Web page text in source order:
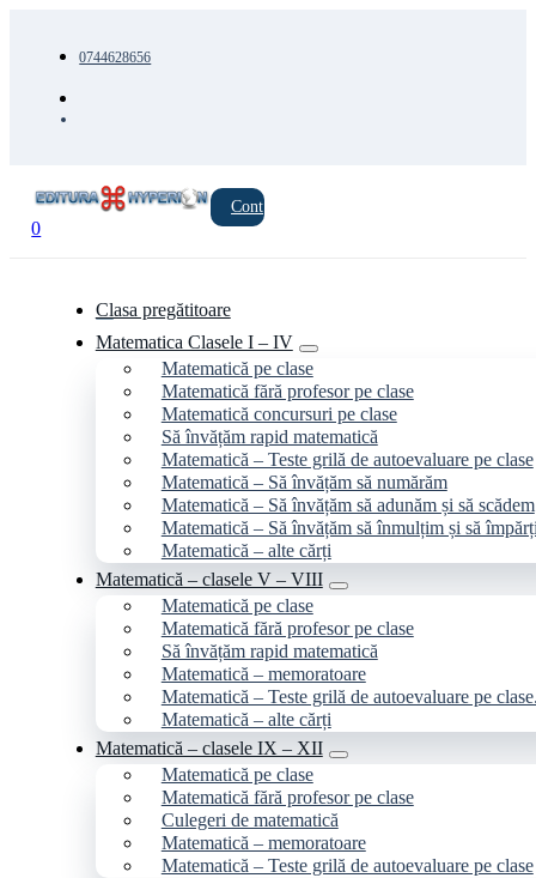
0744628656
Cont
0
Clasa pregătitoare
Matematica Clasele I – IV
Matematică pe clase
Matematică fără profesor pe clase
Matematică concursuri pe clase
Să învățăm rapid matematică
Matematică – Teste grilă de autoevaluare pe clase
Matematică – Să învățăm să numărăm
Matematică – Să învățăm să adunăm și să scădem
Matematică – Să învățăm să înmulțim și să
Matematică – alte cărți
Matematică – clasele V – VIII
Matematică pe clase
Matematică fără profesor pe clase
Să învățăm rapid matematică
Matematică – memoratoare
Matematică – Teste grilă de autoevaluare pe
Matematică – alte cărți
Matematică – clasele IX – XII
Matematică pe clase
Matematică fără profesor pe clase
Culegeri de matematică
Matematică – memoratoare
Matematică – Teste grilă de autoevaluare pe clase